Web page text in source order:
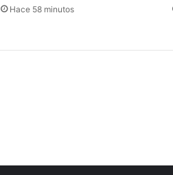
Hace 58 minutos